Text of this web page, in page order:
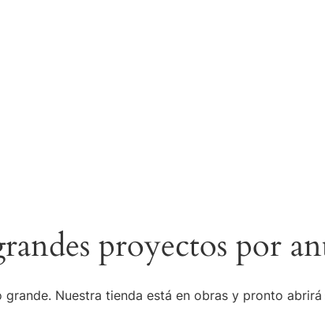
proyectos por
grande. Nuestra tienda está en obras y pronto abrirá